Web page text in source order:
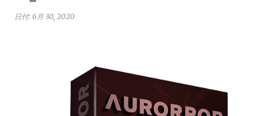
日付: 6月 30, 2020